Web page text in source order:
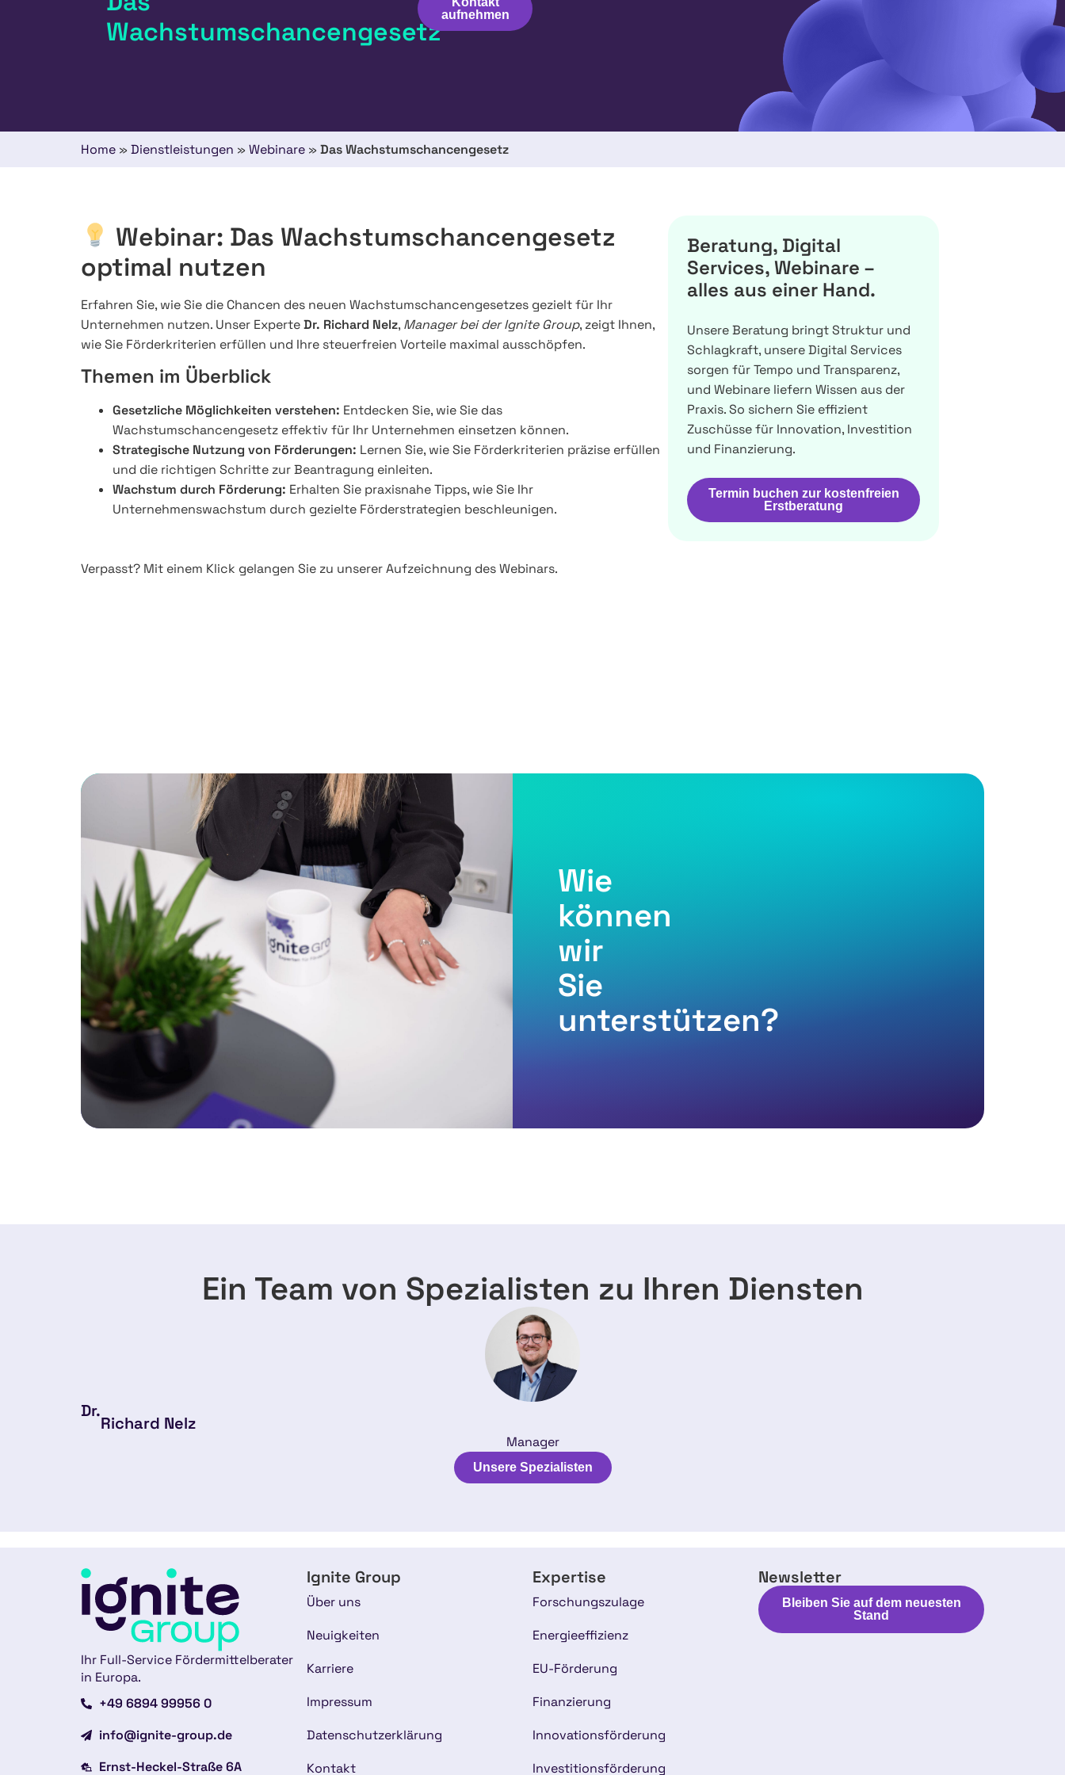
Wachstumschancengesetz
aufnehmen
Home » Dienstleistungen » Webinare » Das Wachstumschancengesetz
Webinar: Das Wachstumschancengesetz
optimal nutzen
Erfahren Sie, wie Sie die Chancen des neuen Wachstumschancengesetzes gezielt für Ihr
Unternehmen nutzen. Unser ExperteDr. Richard Nelz, Manager bei der Ignite Group, zeigt Ihnen,
wie Sie Förderkriterien erfüllen und Ihre steuerfreien Vorteile maximal ausschöpfen.
Themen im Überblick
Gesetzliche Möglichkeiten verstehen: Entdecken Sie, wie Sie das
Wachstumschancengesetz effektiv für Ihr Unternehmen einsetzen können.
Strategische Nutzung von Förderungen: Lernen Sie, wie Sie Förderkriterien präzise erfüllen
und die richtigen Schritte zur Beantragung einleiten.
Wachstum durch Förderung: Erhalten Sie praxisnahe Tipps, wie Sie Ihr
Unternehmenswachstum durch gezielte Förderstrategien beschleunigen.
Verpasst? Mit einem Klick gelangen Sie zu unserer Aufzeichnung des Webinars.
Beratung, Digital
Services, Webinare –
alles aus einer Hand.
Unsere Beratung bringt Struktur und
Schlagkraft, unsere Digital Services
sorgen für Tempo und Transparenz,
und Webinare liefern Wissen aus der
Praxis. So sichern Sie effizient
Zuschüsse für Innovation, Investition
und Finanzierung.
Termin buchen zur kostenfreien
Erstberatung
Wie
können
wir
Sie
unterstützen?
Ein Team von Spezialisten zu Ihren Diensten
Dr.
Richard Nelz
Manager
Unsere Spezialisten
Ihr Full-Service Fördermittelberater
in Europa.
+49 6894 99956 0
info@ignite-group.de
Ernst-Heckel-Straße 6A
Ignite Group
Über uns
Neuigkeiten
Karriere
Impressum
Datenschutzerklärung
Kontakt
Expertise
Forschungszulage
Energieeffizienz
EU-Förderung
Finanzierung
Innovationsförderung
Investitionsförderung
Newsletter
Bleiben Sie auf dem neuesten
Stand